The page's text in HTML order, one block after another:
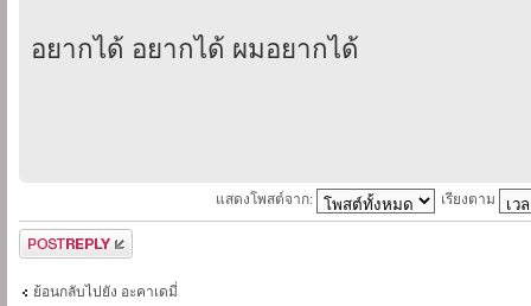
อยากได้ อยากได้ ผมอยากได้
แสดงโพสต์จาก: เรียงตาม
ตอบกระทู้
ย้อนกลับไปยัง อะคาเดมี่